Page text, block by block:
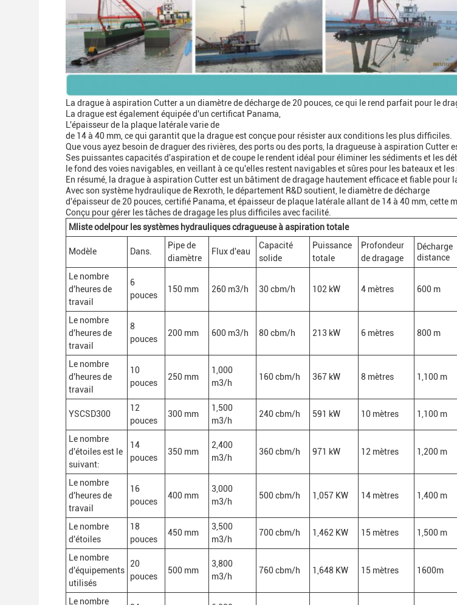
La drague à aspiration Cutter a un diamètre de décharge de 20 pouces, ce qui le rend parfait pour le
La drague est également équipée d'un certificat Panama,
L'épaisseur de la plaque latérale varie de
de 14 à 40 mm, ce qui garantit que la drague est conçue pour résister aux conditions les plus difficiles.
Que vous ayez besoin de draguer des rivières, des ports ou des ports, la dragueuse à aspiration Cutter
Ses puissantes capacités d'aspiration et de coupe le rendent idéal pour éliminer les sédiments et les
le fond des voies navigables, en veillant à ce qu'elles restent navigables et sûres pour les bateaux et les
En résumé, la drague à aspiration Cutter est un bâtiment de dragage hautement efficace et fiable pour
Avec son système hydraulique de Rexroth, le département R&D soutient, le diamètre de décharge
d'épaisseur de 20 pouces, certifié Panama, et épaisseur de plaque latérale allant de 14 à 40 mm, cette
Conçu pour gérer les tâches de dragage les plus difficiles avec facilité.
M liste odel pour les systèmes hydrauliques cdragueuse à aspiration totale
Modèle Dans.
Pipe de
diamètre
Flux d'eau
Capacité
solide
Puissance
totale
Profondeur
de dragage
Décharge
distance
Le nombre
d'heures de
travail
6
pouces
150 mm 260 m3/h 30 cbm/h 102 kW 4 mètres 600 m
Le nombre
d'heures de
travail
8
pouces
200 mm 600 m3/h 80 cbm/h 213 kW 6 mètres 800 m
Le nombre
d'heures de
travail
10
pouces
250 mm
1,000
m3/h
160 cbm/h 367 kW 8 mètres 1,100 m
YSCSD300
12
pouces
300 mm
1,500
m3/h
240 cbm/h 591 kW 10 mètres 1,100 m
Le nombre
d'étoiles est le
suivant:
14
pouces
350 mm
2,400
m3/h
360 cbm/h 971 kW 12 mètres 1,200 m
Le nombre
d'heures de
travail
16
pouces
400 mm
3,000
m3/h
500 cbm/h 1,057 KW 14 mètres 1,400 m
Le nombre
d'étoiles
18
pouces
450 mm
3,500
m3/h
700 cbm/h 1,462 KW 15 mètres 1,500 m
Le nombre
d'équipements
utilisés
20
pouces
500 mm
3,800
m3/h
760 cbm/h 1,648 KW 15 mètres 1600m
Le nombre